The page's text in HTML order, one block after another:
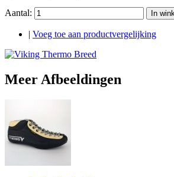
Aantal: In
Voeg toe aan productvergelijking
Meer Afbeeldingen